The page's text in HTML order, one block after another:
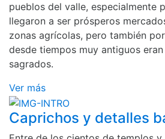
pueblos del valle, especialmente
llegaron a ser prósperos
zonas agrícolas, pero también
desde tiempos muy antiguos
sagrados.
Ver más
Caprichos y detalles